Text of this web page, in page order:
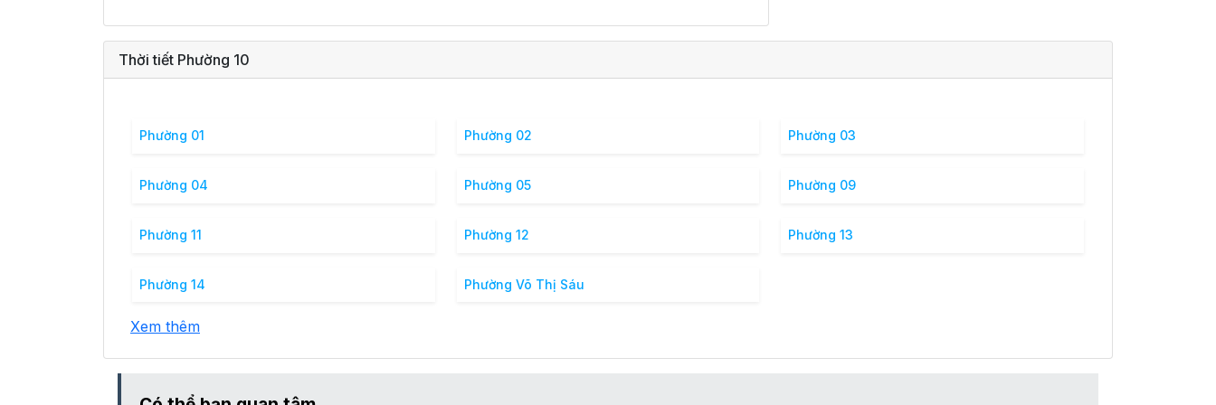
Thời tiết Phường 10
Phường 01 Phường 02 Phường 03
Phường 04 Phường 05 Phường 09
Phường 11 Phường 12 Phường 13
Phường 14 Phường Võ Thị Sáu
Xem thêm